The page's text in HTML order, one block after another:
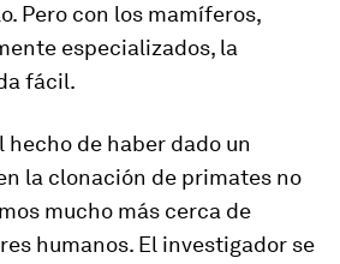
Pero con los mamíferos,
especializados, la
fácil.
hecho de haber dado un
la clonación de primates no
mucho más cerca de
humanos. El investigador se